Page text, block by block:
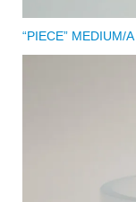
“PIECE” MEDIUM/A